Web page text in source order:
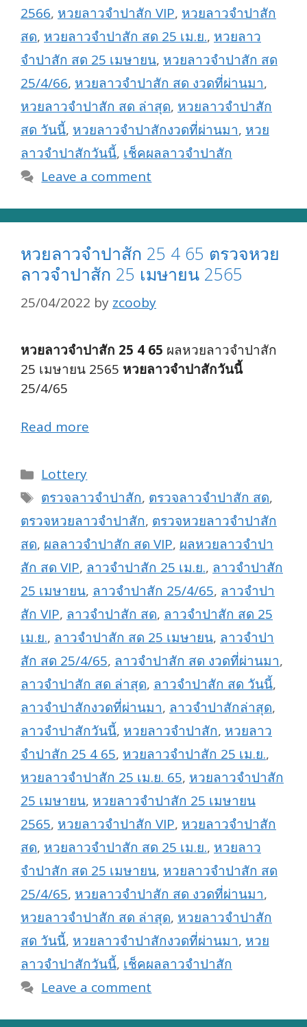
2566, หวยลาวจำปาสัก VIP, หวยลาวจำปาสัก
สด, หวยลาวจำปาสัก สด 25 เม.ย., หวยลาว
จำปาสัก สด 25 เมษายน, หวยลาวจำปาสัก สด
25/4/66, หวยลาวจำปาสัก สด งวดที่ผ่านมา,
หวยลาวจำปาสัก สด ล่าสุด, หวยลาวจำปาสัก
สด วันนี้, หวยลาวจำปาสักงวดที่ผ่านมา, หวย
ลาวจำปาสักวันนี้, เช็คผลลาวจำปาสัก
Leave a comment
หวยลาวจำปาสัก 25 4 65 ตรวจหวย
ลาวจำปาสัก 25 เมษายน 2565
25/04/2022 by zcooby
หวยลาวจำปาสัก 25 4 65 ผลหวยลาวจำปาสัก
25 เมษายน 2565 หวยลาวจำปาสักวันนี้
25/4/65
Read more
Categories
Lottery
Tags
ตรวจลาวจำปาสัก, ตรวจลาวจำปาสัก สด,
ตรวจหวยลาวจำปาสัก, ตรวจหวยลาวจำปาสัก
สด, ผลลาวจำปาสัก สด VIP, ผลหวยลาวจำปา
สัก สด VIP, ลาวจำปาสัก 25 เม.ย., ลาวจำปาสัก
25 เมษายน, ลาวจำปาสัก 25/4/65, ลาวจำปา
สัก VIP, ลาวจำปาสัก สด, ลาวจำปาสัก สด 25
เม.ย., ลาวจำปาสัก สด 25 เมษายน, ลาวจำปา
สัก สด 25/4/65, ลาวจำปาสัก สด งวดที่ผ่านมา,
ลาวจำปาสัก สด ล่าสุด, ลาวจำปาสัก สด วันนี้,
ลาวจำปาสักงวดที่ผ่านมา, ลาวจำปาสักล่าสุด,
ลาวจำปาสักวันนี้, หวยลาวจำปาสัก, หวยลาว
จำปาสัก 25 4 65, หวยลาวจำปาสัก 25 เม.ย.,
หวยลาวจำปาสัก 25 เม.ย. 65, หวยลาวจำปาสัก
25 เมษายน, หวยลาวจำปาสัก 25 เมษายน
2565, หวยลาวจำปาสัก VIP, หวยลาวจำปาสัก
สด, หวยลาวจำปาสัก สด 25 เม.ย., หวยลาว
จำปาสัก สด 25 เมษายน, หวยลาวจำปาสัก สด
25/4/65, หวยลาวจำปาสัก สด งวดที่ผ่านมา,
หวยลาวจำปาสัก สด ล่าสุด, หวยลาวจำปาสัก
สด วันนี้, หวยลาวจำปาสักงวดที่ผ่านมา, หวย
ลาวจำปาสักวันนี้, เช็คผลลาวจำปาสัก
Leave a comment